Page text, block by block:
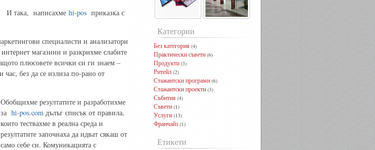
И така, написахме hi-pos приказка с
специалисти и анализатори
магазини и разкрихме слабите
плюсовете всички си ги знаем –
без да се излиза по-рано от
Обобщихме резултатите и разработихме
за hi-pos.com дълъг списък от правила,
които тествахме в реална среда и
резултатите започнаха да идват сякаш от
само себе си. Комуникацията с
Категории
Без категория (4)
Практически съвети (6)
Продукти (3)
Ритейл (2)
Стажантски програми (6)
Стажантски проекти (3)
Събития (4)
Съвети (1)
Услуги (13)
Франчайз (1)
Етикети